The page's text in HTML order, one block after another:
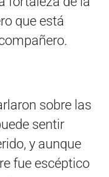
que está
sobre las
sentir
y aunque
fue escéptico